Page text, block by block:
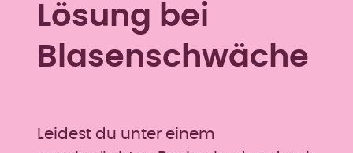
Lösung bei
Blasenschwäche
Leidest du unter einem